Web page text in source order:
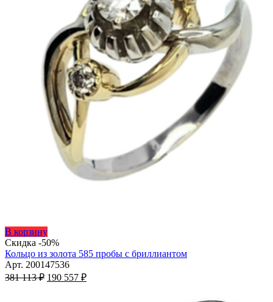
В корзинуЭтот
товар
имеет
несколько
вариаций.
Скидка -50%
Кольцо из золота 585 пробы с бриллиантом
Арт. 200147536
381 113₽ Первоначальная
190 557 ₽Текущая